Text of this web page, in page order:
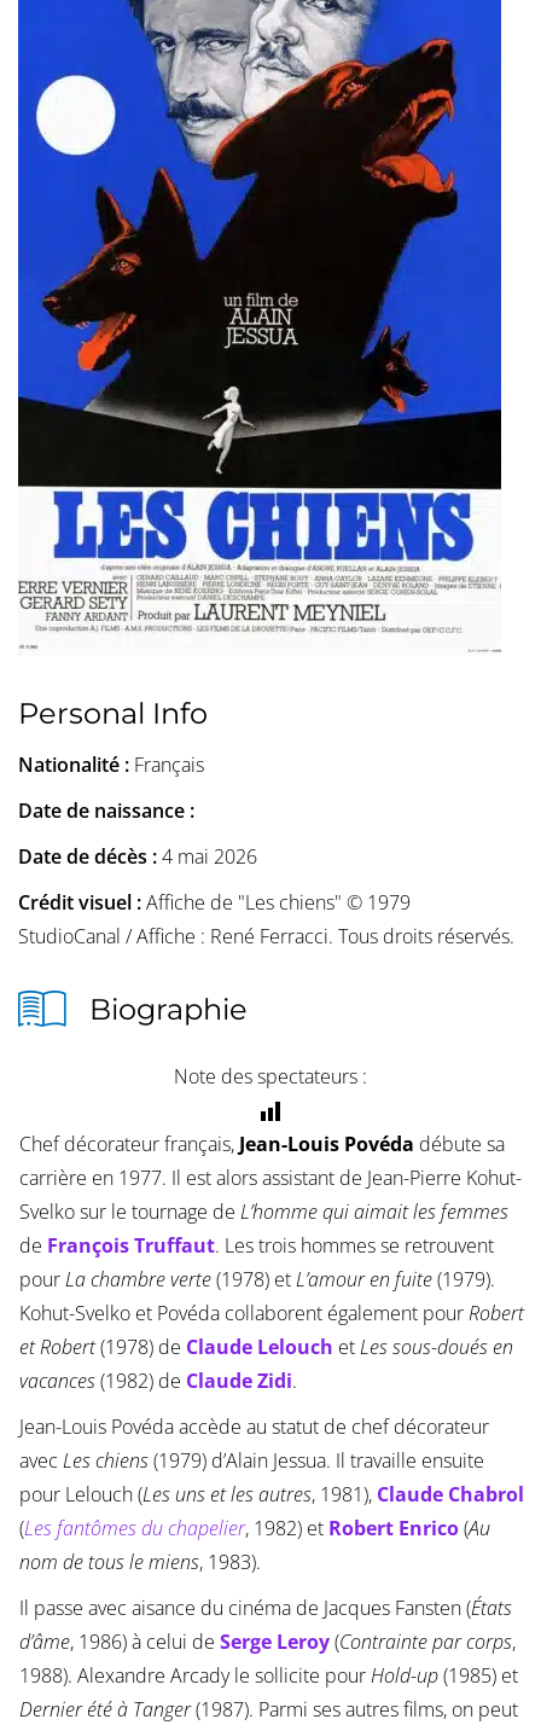
Personal Info
Nationalité : Français
Date de naissance :
Date de décès :4 mai 2026
Crédit visuel :Affiche de "Les chiens" © 1979
StudioCanal / Affiche : René Ferracci. Tous droits réservés.
Biographie
Note des spectateurs :
Chef décorateur français, Jean-Louis Povéda débute sa
carrière en 1977. Il est alors assistant de Jean-Pierre Kohut-
Svelko sur le tournage de L’homme qui aimait les femmes
de François Truffaut. Les trois hommes se retrouvent
pourLa chambre verte(1978) etL’amour en fuite(1979).
Kohut-Svelko et Povéda collaborent également pourRobert
et Robert(1978) de Claude Lelouch etLes sous-doués en
vacances(1982) de Claude Zidi.
Jean-Louis Povéda accède au statut de chef décorateur
avec Les chiens(1979) d’Alain Jessua. Il travaille ensuite
pour Lelouch (Les uns et les autres, 1981), Claude Chabrol
(Les fantômes du chapelier, 1982) et Robert Enrico(Au
nom de tous le miens, 1983).
Il passe avec aisance du cinéma de Jacques Fansten (États
d’âme, 1986) à celui de Serge Leroy(Contrainte par corps,
1988). Alexandre Arcady le sollicite pourHold-up(1985) et
Dernier été à Tanger(1987). Parmi ses autres films, on peut